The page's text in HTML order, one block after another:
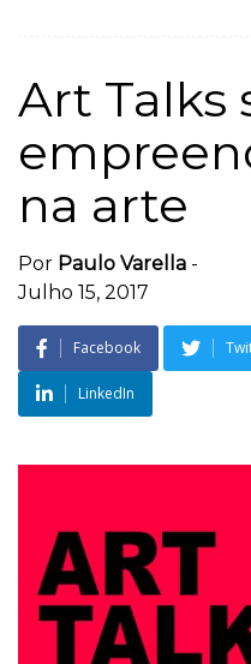
Art Talks
na arte
Por Paulo Varella -
Julho 15, 2017
Facebook
LinkedIn